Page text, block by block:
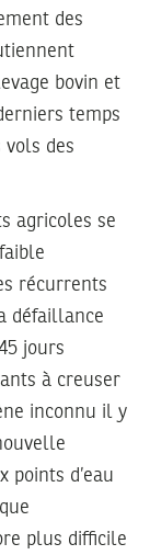
des
bovin et
temps
vols des
agricoles se
récurrents
défaillance
jours
à creuser
inconnu il y
points d’eau
plus difficile